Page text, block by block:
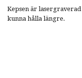
Kepsen är
kunna hålla längre.